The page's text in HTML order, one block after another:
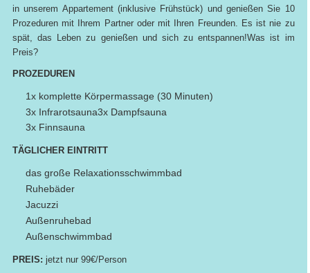
in unserem Appartement (inklusive Frühstück) und genießen Sie 10
Prozeduren mit Ihrem Partner oder mit Ihren Freunden. Es ist nie zu
spät, das Leben zu genießen und sich zu entspannen!Was ist im
Preis?
PROZEDUREN
1x komplette Körpermassage (30 Minuten)
3x Infrarotsauna3x Dampfsauna
3x Finnsauna
TÄGLICHER EINTRITT
das große Relaxationsschwimmbad
Ruhebäder
Jacuzzi
Außenruhebad
Außenschwimmbad
PREIS: jetzt nur 99€/Person